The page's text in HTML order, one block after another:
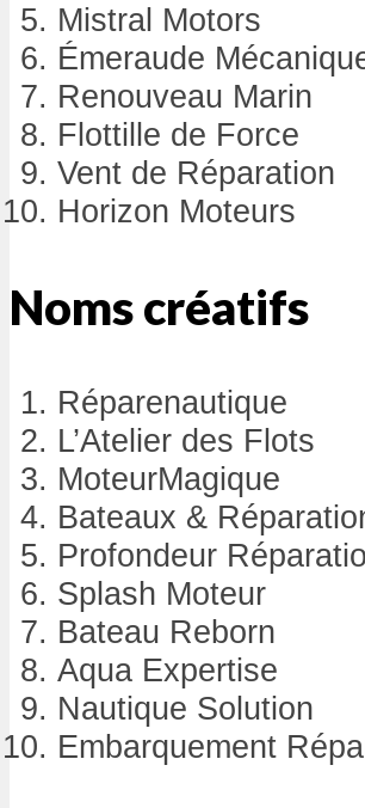
Mistral Motors
Émeraude
Renouveau Marin
Flottille de Force
Vent de Réparation
Horizon Moteurs
Noms créatifs
Réparenautique
L’Atelier des Flots
MoteurMagique
Bateaux &
Profondeur
Splash Moteur
Bateau Reborn
Aqua Expertise
Nautique Solution
Embarquement